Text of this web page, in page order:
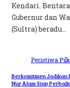
Kendari.
Gubernur dan
(Sultra) beradu...
Peristiwa
Berkomitmen
Nur Alam Siap